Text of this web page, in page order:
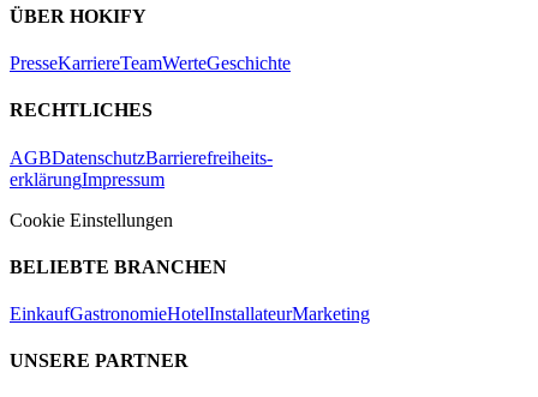
ÜBER HOKIFY
PresseKarriereTeamWerteGeschichte
RECHTLICHES
AGBDatenschutzBarrierefreiheits-
erklärungImpressum
Cookie Einstellungen
BELIEBTE BRANCHEN
EinkaufGastronomieHotelInstallateurMarketing
UNSERE PARTNER